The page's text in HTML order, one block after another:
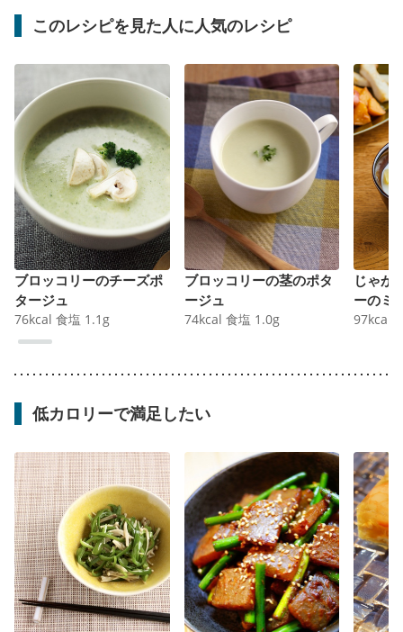
このレシピを見た人に人気のレシピ
ブロッコリーのチーズポ
タージュ
76kcal 食塩 1.1 g
ブロッコリーの茎のポタ
ージュ
74kcal 食塩 1.0g
じゃが
ーのミ
97kcal
低カロリーで満足したい